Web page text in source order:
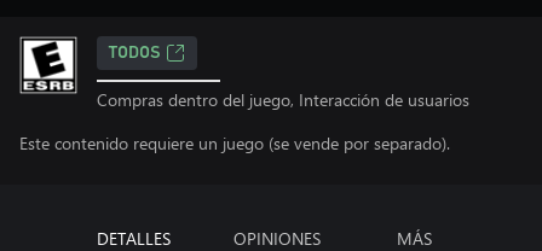
TODOS
Compras dentro del juego, Interacción de usuarios
Este contenido requiere un juego (se vende por separado).
DETALLES OPINIONES MÁS